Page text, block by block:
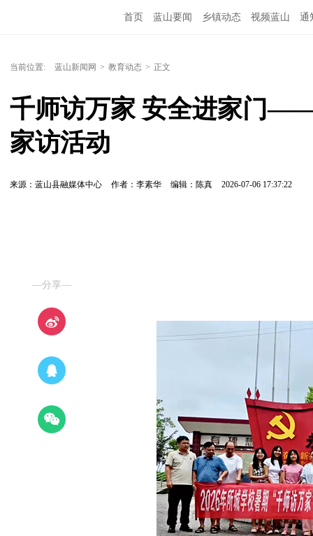
首页 蓝山要闻 乡镇动态 视频蓝山 通
当前位置: 蓝山新闻网 > 教育动态 > 正文
千师访万家 安全进家门
家访活动
来源：蓝山县融媒体中心 作者：李素华 编辑：陈真 2026-07-06 17:37:22
—分享—